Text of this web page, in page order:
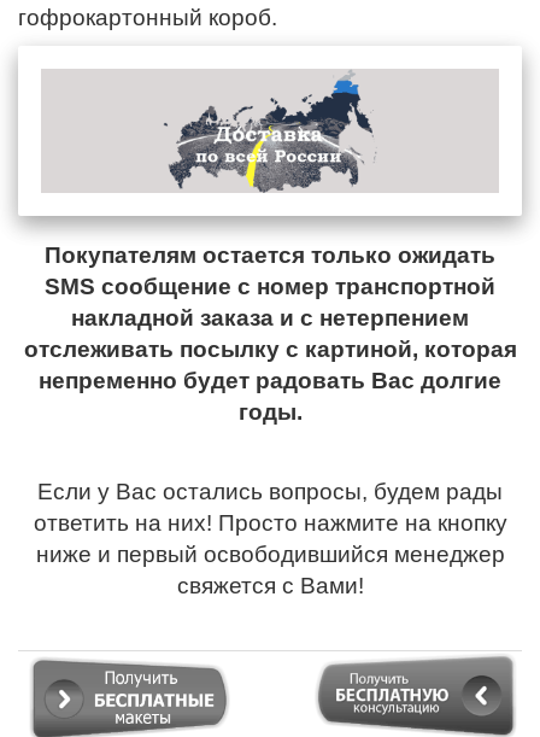
гофрокартонный короб.
Покупателям остается только ожидать
SMS сообщение с номер транспортной
накладной заказа и с нетерпением
отслеживать посылку с картиной, которая
непременно будет радовать Вас долгие
годы.
Если у Вас остались вопросы, будем рады
ответить на них! Просто нажмите на кнопку
ниже и первый освободившийся менеджер
свяжется с Вами!